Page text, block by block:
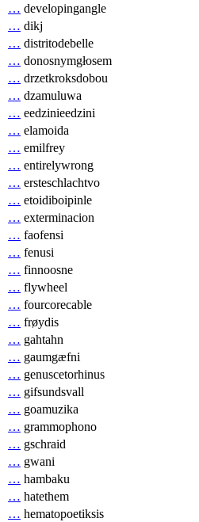
… developingangle
… dikj
… distritodebelle
… donosnymgłosem
… drzetkroksdobou
… dzamuluwa
… eedzinieedzini
… elamoida
… emilfrey
… entirelywrong
… ersteschlachtvo
… etoidiboipinle
… exterminacion
… faofensi
… fenusi
… finnoosne
… flywheel
… fourcorecable
… frøydis
… gahtahn
… gaumgæfni
… genuscetorhinus
… gifsundsvall
… goamuzika
… grammophono
… gschraid
… gwani
… hambaku
… hatethem
… hematopoetiksis